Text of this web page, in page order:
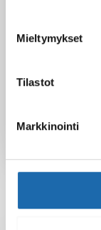
Mieltymykset
Tilastot
Markkinointi
Twitter